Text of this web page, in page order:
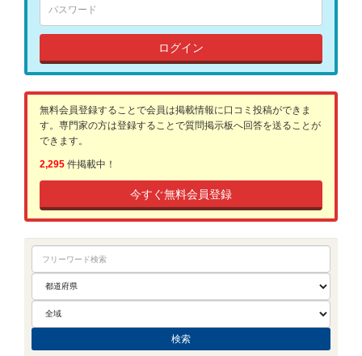
ログイン
無料会員登録することで会員は掲載情報に口コミ投稿ができま
す。専門家の方は登録することで質問掲示板へ回答を送ることが
できます。
2,295 件掲載中！
今すぐ無料会員登録